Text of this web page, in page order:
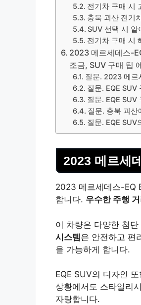
전기차 구매 시
충북 괴산 전기
SUV 선택 시 알
전기차 구매 시
2023 메르세데스-
조금, SUV 구매 팁
질문. 2023 메르
질문. EQE
질문. EQE
질문. 충북 괴산
질문. EQE SUV
2023 메르세
2023 메르세데스-EQ
합니다. 우수한 주행 거
이 차량은 다양한 첨
시스템은 안전하고 편
을 가능하게 합니다.
EQE SUV의 디자인
상황에서도 스타일리
자랑합니다.